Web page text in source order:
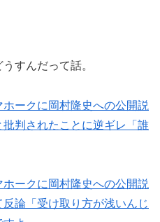
すんだって話。
ークに岡村隆史への公開説
判されたことに逆ギレ「誰
ークに岡村隆史への公開説
論「受け取り方が浅いんじ